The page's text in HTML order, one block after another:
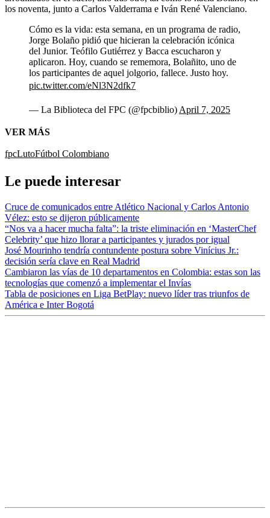
los noventa, junto a Carlos Valderrama e Iván René Valenciano.
Cómo es la vida: esta semana, en un programa de radio,
Jorge Bolaño pidió que hicieran la celebración icónica
del Junior. Teófilo Gutiérrez y Bacca escucharon y
aplicaron. Hoy, cuando se rememora, Bolañito, uno de
los participantes de aquel jolgorio, fallece. Justo hoy.
pic.twitter.com/eNl3N2dfk7
— La Biblioteca del FPC (@fpcbiblio)April 7, 2025
VER MÁS
fpcLutoFútbol Colombiano
Le puede interesar
Cruce de comunicados entre Atlético Nacional y Carlos Antonio
Vélez: esto se dijeron públicamente
“Nos va a hacer mucha falta”: la triste eliminación en ‘MasterChef
Celebrity’ que hizo llorar a participantes y jurados por igual
José Mourinho tendría contundente postura sobre Vinícius Jr.:
decisión sería clave en Real Madrid
Cambiaron las vías de 10 departamentos en Colombia: estas son las
tecnologías que comenzó a implementar el Invías
Tabla de posiciones en Liga BetPlay: nuevo líder tras triunfos de
América e Inter Bogotá